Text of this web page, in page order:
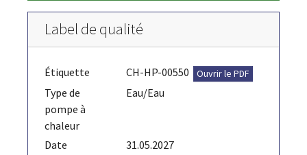
Label de qualité
Étiquette CH-HP-00550 Ouvrir le PDF
Type de
pompe à
chaleur
Eau/Eau
Date
31.05.2027